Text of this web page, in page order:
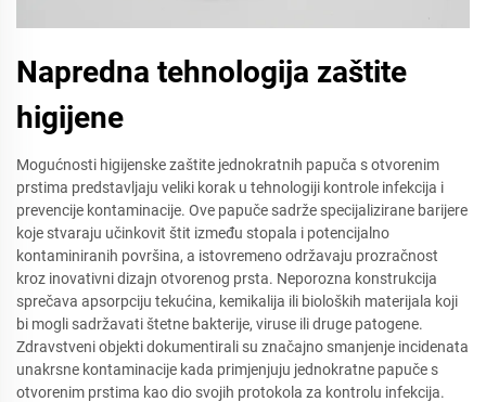
Napredna tehnologija zaštite
higijene
Mogućnosti higijenske zaštite jednokratnih papuča s otvorenim
prstima predstavljaju veliki korak u tehnologiji kontrole infekcija i
prevencije kontaminacije. Ove papuče sadrže specijalizirane barijere
koje stvaraju učinkovit štit između stopala i potencijalno
kontaminiranih površina, a istovremeno održavaju prozračnost
kroz inovativni dizajn otvorenog prsta. Neporozna konstrukcija
sprečava apsorpciju tekućina, kemikalija ili bioloških materijala koji
bi mogli sadržavati štetne bakterije, viruse ili druge patogene.
Zdravstveni objekti dokumentirali su značajno smanjenje incidenata
unakrsne kontaminacije kada primjenjuju jednokratne papuče s
otvorenim prstima kao dio svojih protokola za kontrolu infekcija.